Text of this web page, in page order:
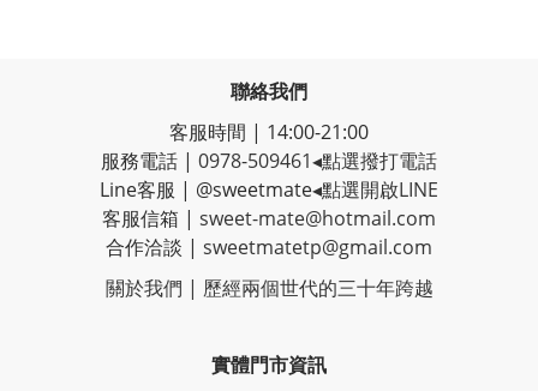
聯絡我們
客服時間 | 14:00-21:00
服務電話 | 0978-509461◂點選撥打電話
Line客服 | @sweetmate◂點選開啟LINE
客服信箱 | sweet-mate@hotmail.com
合作洽談 | sweetmatetp@gmail.com
關於我們 | 歷經兩個世代的三十年跨越
實體門市資訊